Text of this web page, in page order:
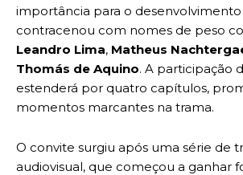
importância para o desenvolvimento
contracenou com nomes de peso
Leandro Lima, Matheus
Thomás de Aquino. A participação
estenderá por quatro capítulos,
momentos marcantes na trama.
O convite surgiu após uma série de
audiovisual, que começou a ganhar